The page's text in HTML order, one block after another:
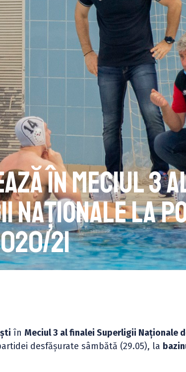
în Meciul 3
Naționale la
21
în Meciul 3 al finalei Superligii Naționale
desfășurate sâmbătă (29.05), la